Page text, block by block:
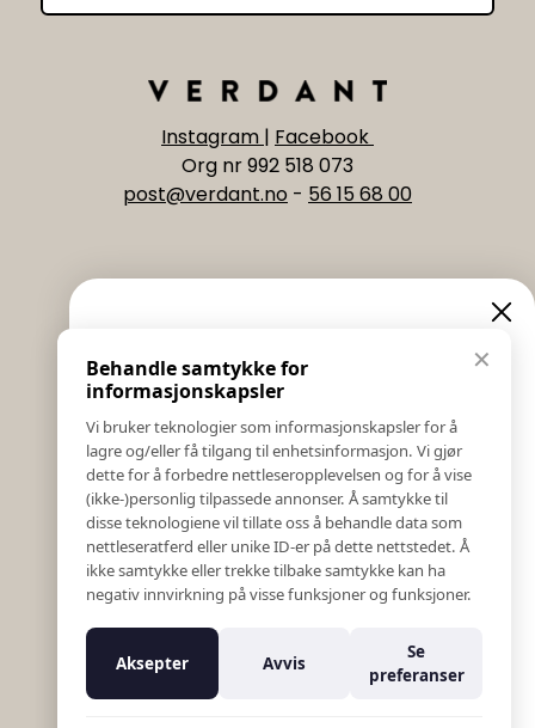
Instagram | Facebook
Org nr 992 518 073
post@verdant.no - 56 15 68 00
Informasjon
Salgs & Leveringsbetingelser
Registrer reklamasjon eller retur
Kontakt Oss
Bildebank
Følg Oss
Prislister
Etiske Retningslinjer
Åpenhetsloven
Varsling om kritikkverdige forhold
✕
Behandle samtykke for
informasjonskapsler
Vi bruker teknologier som informasjonskapsler for å
lagre og/eller få tilgang til enhetsinformasjon. Vi gjør
dette for å forbedre nettleseropplevelsen og for å vise
(ikke-)personlig tilpassede annonser. Å samtykke til
disse teknologiene vil tillate oss å behandle data som
nettleseratferd eller unike ID-er på dette nettstedet. Å
ikke samtykke eller trekke tilbake samtykke kan ha
negativ innvirkning på visse funksjoner og funksjoner.
Aksepter Avvis
Se
preferanser
Eksklusive nyheter og
tilbud
Meld deg på vårt nyhetsbrev og hold deg oppdatert!
Her får du innblikk i nyheter, kampanjer og
konkurranser.
E-post